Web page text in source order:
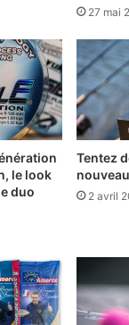
27 mai
le look
duo
Tentez
2 avril